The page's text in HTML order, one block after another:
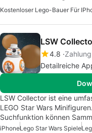
Kostenloser Lego-Bauer Für
LSW
4.8 Zahlung
Detailreiche
LSW Collector ist eine
LEGO Star Wars
Suchfunktion können
iPhoneLego Star Wars Spiele